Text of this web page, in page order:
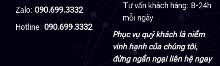
Zalo: 090.699.3332
Hotline: 090.699.3332
Tư vấn khách hàng: 8-24h
mỗi ngày
Phục vụ quý khách là niềm
vinh hạnh của chúng tôi,
đừng ngần ngại liên hệ ngay